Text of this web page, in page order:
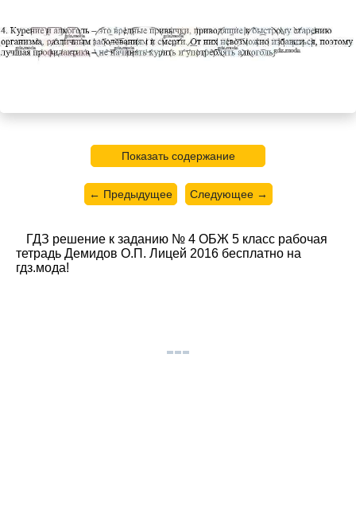
Показать содержание
← Предыдущее Следующее →
ГДЗ решение к заданию № 4 ОБЖ 5 класс рабочая
тетрадь Демидов О.П. Лицей 2016 бесплатно на
гдз.мода!